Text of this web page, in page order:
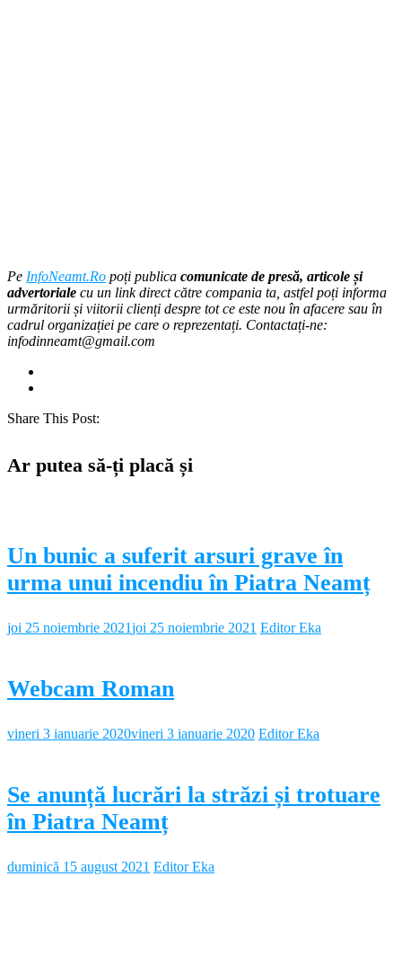
Pe InfoNeamt.Ro poți publica comunicate de presă, articole și
advertoriale cu un link direct către compania ta, astfel poți informa
urmăritorii și viitorii clienți despre tot ce este nou în afacere sau în
cadrul organizației pe care o reprezentați. Contactați-ne:
infodinneamt@gmail.com
Share This Post:
Ar putea să-ți placă și
Un bunic a suferit arsuri grave în
urma unui incendiu în Piatra Neamț
joi 25 noiembrie 2021joi 25 noiembrie 2021 Editor Eka
Webcam Roman
vineri 3 ianuarie 2020vineri 3 ianuarie 2020 Editor Eka
Se anunță lucrări la străzi și trotuare
în Piatra Neamț
duminică 15 august 2021 Editor Eka